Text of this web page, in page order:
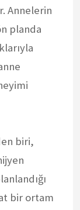
Annelerin
planda
biri,
bir ortam